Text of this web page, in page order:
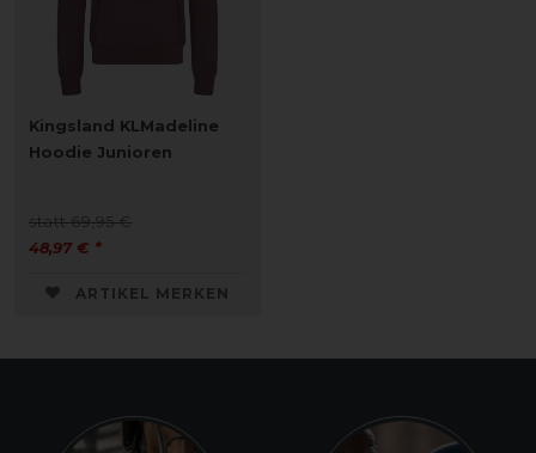
Kingsland KLMadeline
Hoodie Junioren
statt 69,95 €
48,97 € *
ARTIKEL MERKEN